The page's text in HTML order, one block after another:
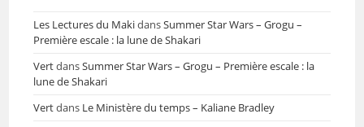
Les Lectures du MakidansSummer Star Wars – Grogu –
Première escale : la lune de Shakari
VertdansSummer Star Wars – Grogu – Première escale : la
lune de Shakari
Vertdans Le Ministère du temps – Kaliane Bradley